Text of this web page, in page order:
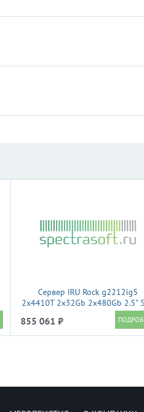
Сервер IRU Rock g2212ig5
2x4410T 2x32Gb 2x480Gb 2.5"
SATA 9361-8I 2x1600W w/o
855 061 ₽